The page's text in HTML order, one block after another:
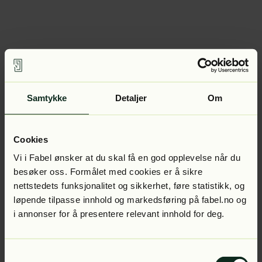
Samtykke Detaljer Om
Cookies
Vi i Fabel ønsker at du skal få en god opplevelse når du
besøker oss. Formålet med cookies er å sikre
nettstedets funksjonalitet og sikkerhet, føre statistikk, og
løpende tilpasse innhold og markedsføring på fabel.no og
i annonser for å presentere relevant innhold for deg.